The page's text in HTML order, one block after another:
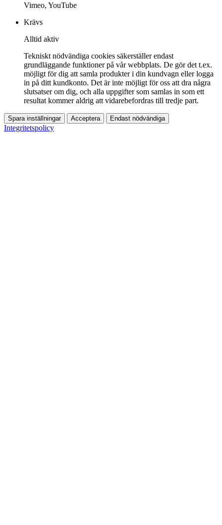
Vimeo, YouTube
Krävs
Alltid aktiv
Tekniskt nödvändiga cookies säkerställer endast
grundläggande funktioner på vår webbplats. De gör det t.ex.
möjligt för dig att samla produkter i din kundvagn eller logga
in på ditt kundkonto. Det är inte möjligt för oss att dra några
slutsatser om dig, och alla uppgifter som samlas in som ett
resultat kommer aldrig att vidarebefordras till tredje part.
Spara inställningar Acceptera Endast nödvändiga
Integritetspolicy